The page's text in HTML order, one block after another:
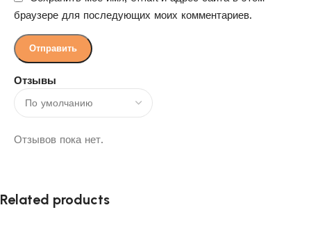
Отзывы
Отзывов пока нет.
браузере для последующих моих комментариев.
Related products